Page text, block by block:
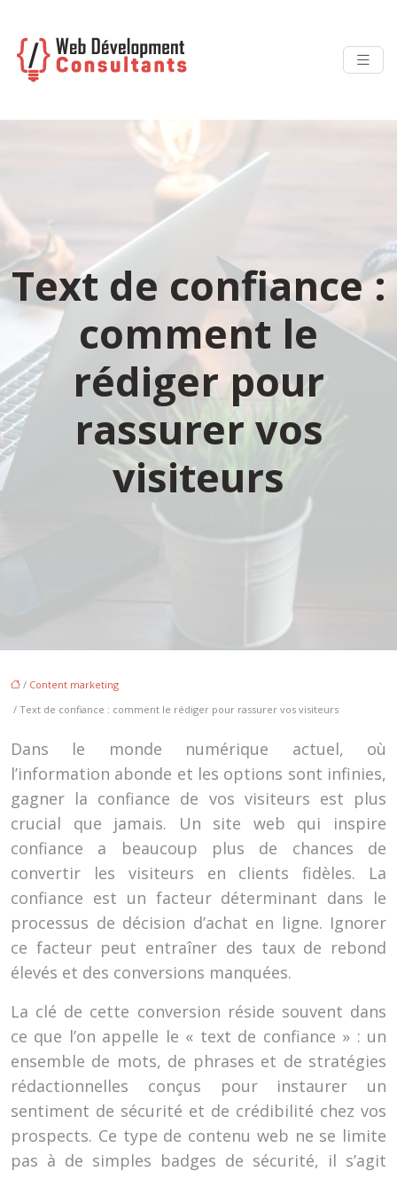
Text de confiance :
comment le
rédiger pour
rassurer vos
visiteurs
/ Content marketing
/ Text de confiance : comment le rédiger pour rassurer vos visiteurs
Dans le monde numérique actuel, où
l’information abonde et les options sont infinies,
gagner la confiance de vos visiteurs est plus
crucial que jamais. Un site web qui inspire
confiance a beaucoup plus de chances de
convertir les visiteurs en clients fidèles. La
confiance est un facteur déterminant dans le
processus de décision d’achat en ligne. Ignorer
ce facteur peut entraîner des taux de rebond
élevés et des conversions manquées.
La clé de cette conversion réside souvent dans
ce que l’on appelle le « text de confiance » : un
ensemble de mots, de phrases et de stratégies
rédactionnelles conçus pour instaurer un
sentiment de sécurité et de crédibilité chez vos
prospects. Ce type de contenu web ne se limite
pas à de simples badges de sécurité, il s’agit